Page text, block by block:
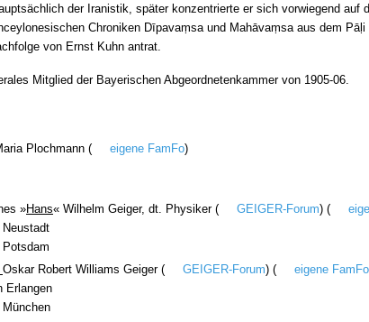
der Iranistik, später konzentrierte er sich vorwiegend
Chroniken Dīpavaṃsa und Mahāvaṃsa aus dem
von Ernst Kuhn antrat.
Mitglied der Bayerischen Abgeordnetenkammer von 1905-06.
Plochmann ( eigene FamFo)
»Hans« Wilhelm Geiger, dt. Physiker ( GEIGER-Forum) (
Oskar Robert Williams Geiger ( GEIGER-Forum) ( eigene FamFo
Erlangen